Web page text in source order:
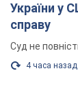
України у США Стефанішиній: що
справу
Суд не
4 часа назад